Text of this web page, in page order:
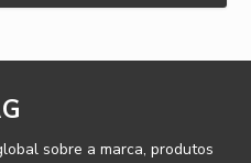
sobre a marca, produtos